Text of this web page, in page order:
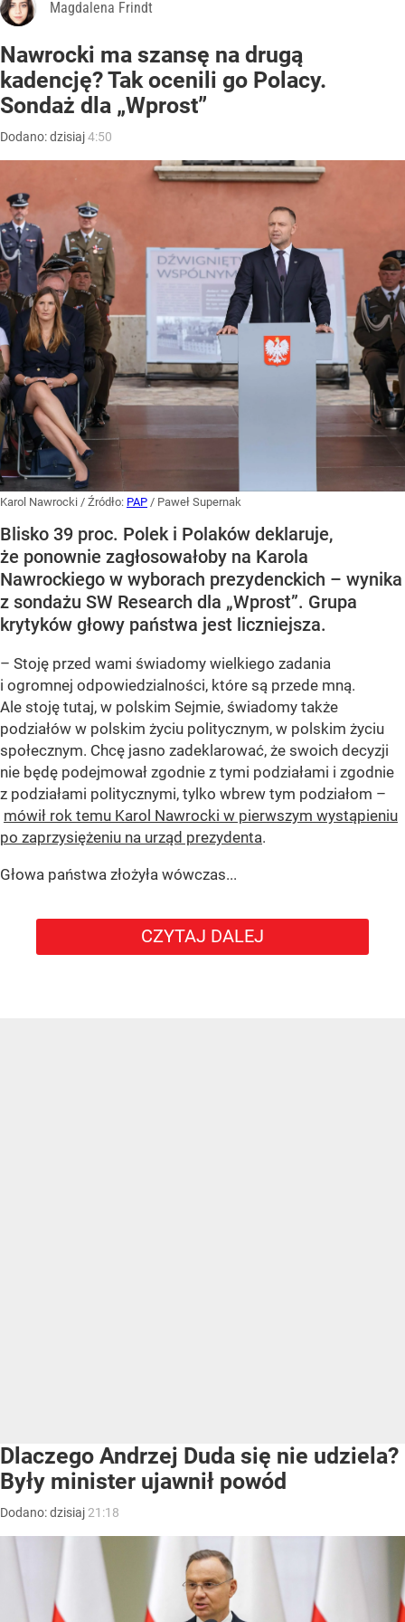
Magdalena Frindt
Nawrocki ma szansę na drugą
kadencję? Tak ocenili go Polacy.
Sondaż dla „Wprost”
Dodano:dzisiaj4:50
Karol Nawrocki / Źródło: PAP / Paweł Supernak
Blisko 39 proc. Polek i Polaków deklaruje,
że ponownie zagłosowałoby na Karola
Nawrockiego w wyborach prezydenckich – wynika
z sondażu SW Research dla „Wprost”. Grupa
krytyków głowy państwa jest liczniejsza.
– Stoję przed wami świadomy wielkiego zadania
i ogromnej odpowiedzialności, które są przede mną.
Ale stoję tutaj, w polskim Sejmie, świadomy także
podziałów w polskim życiu politycznym, w polskim życiu
społecznym. Chcę jasno zadeklarować, że swoich decyzji
nie będę podejmował zgodnie z tymi podziałami i zgodnie
z podziałami politycznymi, tylko wbrew tym podziałom –
mówił rok temu Karol Nawrocki w pierwszym wystąpieniu
po zaprzysiężeniu na urząd prezydenta.
Głowa państwa złożyła wówczas...
CZYTAJ DALEJ
Dlaczego Andrzej Duda się nie udziela?
Były minister ujawnił powód
Dodano:dzisiaj 21:18